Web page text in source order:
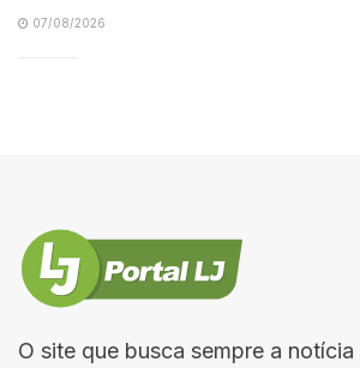
07/08/2026
O site que busca sempre a notícia